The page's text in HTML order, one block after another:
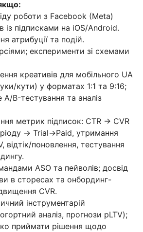
роботи з Facebook (Meta)
із підписками на iOS/Android.
атрибуції та подій.
експерименти зі схемами
креативів для мобільного UA
кути) у форматах 1:1 та 9:16;
A/B-тестування та аналіз
метрик підписок: CTR → CVR
→ Trial→Paid, утримання
відтік/поновлення, тестування
ASO та пейволів; досвід
в сторесах та онбординг-
CVR.
інструментарій
аналіз, прогнози pLTV);
приймати рішення щодо